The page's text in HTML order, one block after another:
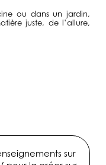
ou dans un jardin,
juste, de l’allure,
sur